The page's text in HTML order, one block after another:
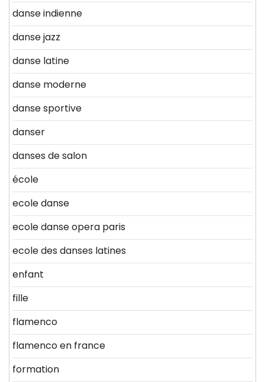
danse indienne
danse jazz
danse latine
danse moderne
danse sportive
danser
danses de salon
école
ecole danse
ecole danse opera paris
ecole des danses latines
enfant
fille
flamenco
flamenco en france
formation